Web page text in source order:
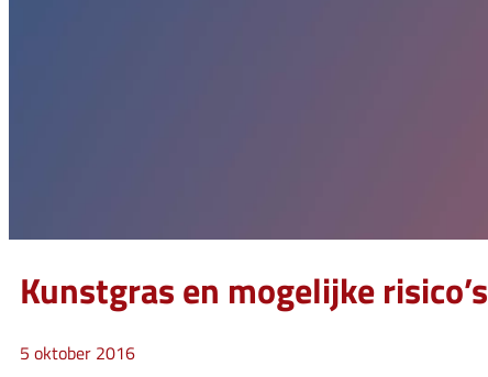
Kunstgras en mogelijke risico’s
5 oktober 2016